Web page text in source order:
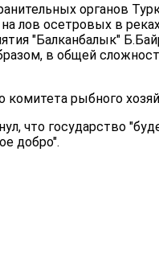
органов
лов осетровых в
"Балканбалык"
в общей
рыбного
что государство
добро".